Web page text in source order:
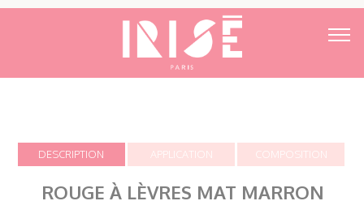
DESCRIPTION APPLICATION COMPOSITION
ROUGE À LÈVRES MAT MARRON